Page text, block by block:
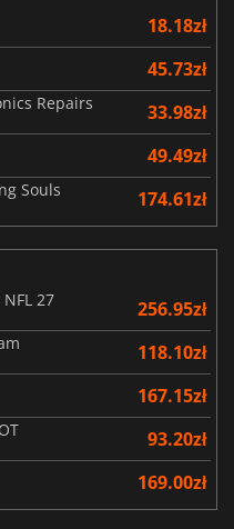
18.18zł
45.73zł
Repairs 33.98zł
49.49zł
Souls 174.61zł
NFL 27
256.95zł
118.10zł
167.15zł
93.20zł
169.00zł